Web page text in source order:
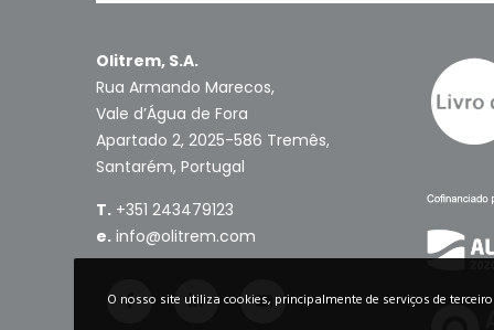
Olitrem, S.A.
Rua Armando Marecos,
Vale d’Água de Fora
Apartado 2, 2025-586 Tremês,
Santarém, Portugal
T. +351 243479123
e. info@olitrem.com
O nosso site utiliza cookies, principalmente de serviços de